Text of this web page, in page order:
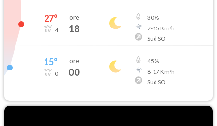
27°
4
ore
18
30%
7-15 Km/h
Sud SO
15°
0
ore
00
45%
8-17Km/h
Sud SO